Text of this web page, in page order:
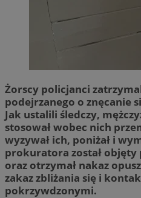
Żorscy policjanci
podejrzanego o znęcanie
Jak ustalili śledczy,
stosował wobec nich
wyzywał ich, poniżał i
prokuratora został
oraz otrzymał nakaz
zakaz zbliżania się i
pokrzywdzonymi.